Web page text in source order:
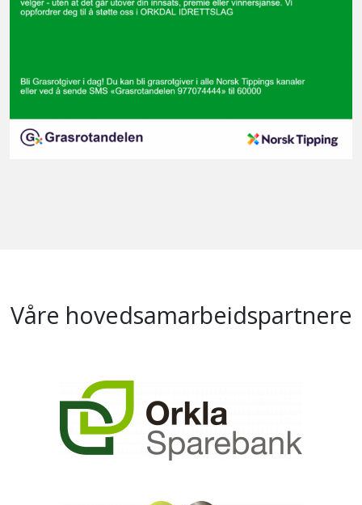
Våre hovedsamarbeidspartnere